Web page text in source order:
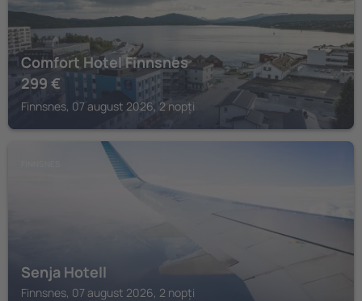
Comfort Hotel Finnsnes
299 €
Finnsnes, 07 august 2026, 2 nopți
Senja Hotell
Finnsnes, 07 august 2026, 2 nopți